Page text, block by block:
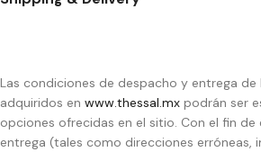
Las condiciones de despacho y entrega
adquiridos en www.thessal.mx podrán ser
opciones ofrecidas en el sitio. Con el fin de
entrega (tales como direcciones erróneas,